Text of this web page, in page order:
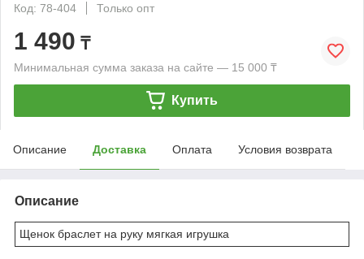
Код: 78-404
Только опт
1 490 ₸
Минимальная сумма заказа на сайте — 15 000 ₸
Купить
Описание Доставка Оплата Условия возврата
Описание
Щенок браслет на руку мягкая игрушка